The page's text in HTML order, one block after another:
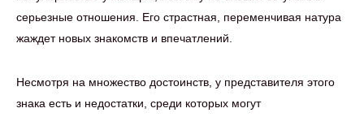
серьезные отношения. Его страстная, переменчивая натура
жаждет новых знакомств и впечатлений.
Несмотря на множество достоинств, у представителя этого
знака есть и недостатки, среди которых могут